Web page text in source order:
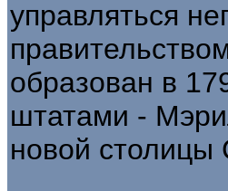
управляться
образован в
штатами -
новой столицы